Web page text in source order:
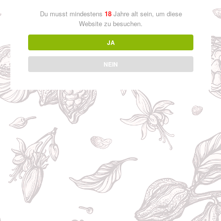
Archives
Juli 2022
Categories
Kontakt
Datenschutzerklärung
Impressum
massvoll-geniessen.de
Du musst mindestens 18Jahre alt sein, um diese
Website zu besuchen.
JA
NEIN